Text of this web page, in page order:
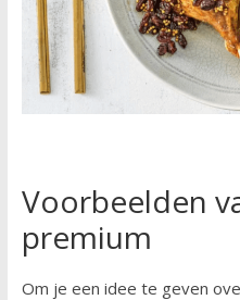
Voorbeelden
premium
Om je een idee te geven